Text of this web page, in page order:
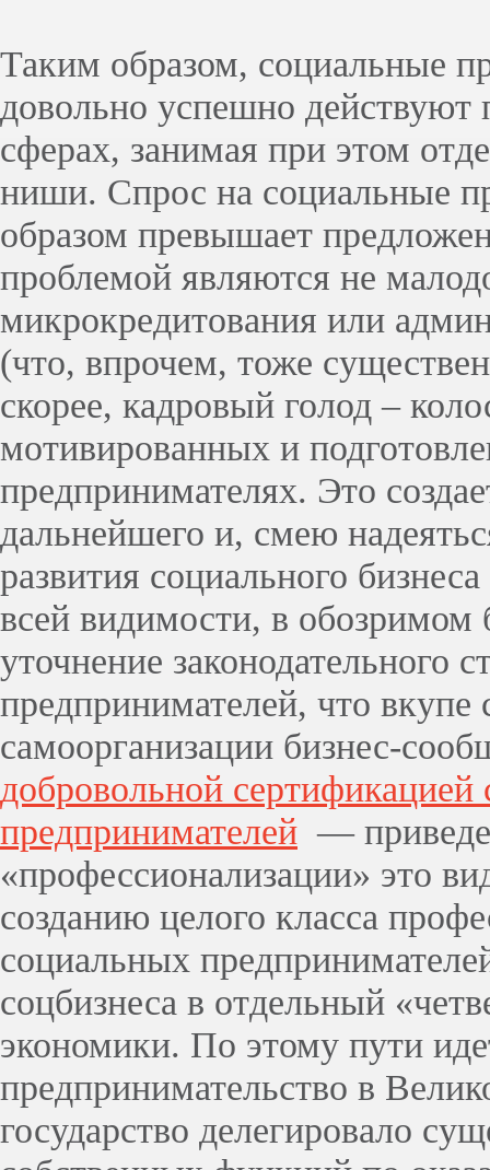
Таким образом, социальные
довольно успешно действуют
сферах, занимая при этом
ниши. Спрос на социальные
образом превышает
проблемой являются не
микрокредитования или
(что, впрочем, тоже
скорее, кадровый голод –
мотивированных и
предпринимателях. Это
дальнейшего и, смею
развития социального
всей видимости, в обозримом
уточнение законодательного
предпринимателей, что
самоорганизации бизнес-
добровольной сертификацией
предпринимателей —
«профессионализации» это
созданию целого класса
социальных
соцбизнеса в отдельный
экономики. По этому пути
предпринимательство в
государство делегировало